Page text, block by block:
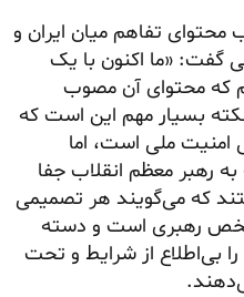
محتوای تفاهم میان ایران و
گفت: «ما اکنون با یک
که محتوای آن مصوب
بسیار مهم این است که
امنیت ملی است، اما
رهبر معظم انقلاب جفا
که می‌گویند هر تصمیمی
رهبری است و دسته
بی‌اطلاع از شرایط و تحت